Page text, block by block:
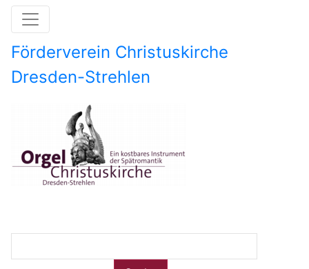
Förderverein Christuskirche
Dresden-Strehlen